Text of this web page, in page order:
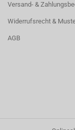
Versand- &
Widerrufsrecht &
AGB